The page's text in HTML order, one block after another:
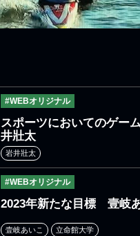
#WEBオリジナル
スポーツにおいてのゲー
井壯太
岩井壯太
#WEBオリジナル
2023年新たな目標 壹岐
壹岐あいこ 立命館大学